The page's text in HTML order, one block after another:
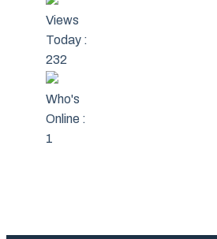
Views
Today :
232
Who's
Online :
1